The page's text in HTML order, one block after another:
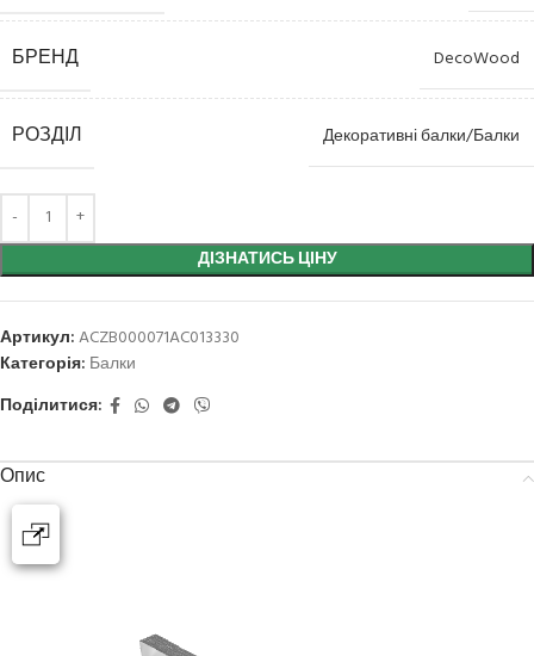
БРЕНД DecoWood
РОЗДІЛ Декоративні балки/Балки
ДІЗНАТИСЬ ЦІНУ
Артикул:ACZB000071AC013330
Категорія: Балки
Поділитися:
Опис